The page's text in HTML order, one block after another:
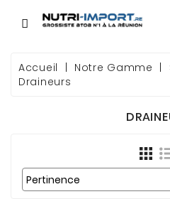
CATÉGORIE
SOURCING
GOODIES
Accueil Notre Gamme
Draineurs
Pertinence